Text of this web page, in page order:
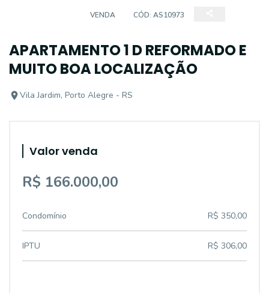
VENDA CÓD: AS10973
APARTAMENTO 1 D REFORMADO E
MUITO BOA LOCALIZAÇÃO
Vila Jardim, Porto Alegre - RS
Valor venda
R$ 166.000,00
Condomínio R$ 350,00
IPTU R$ 306,00